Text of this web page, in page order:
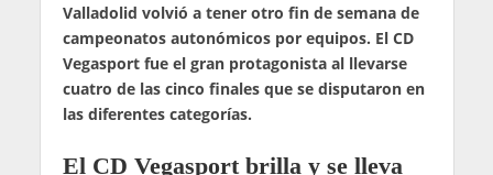
Valladolid volvió a tener otro fin de semana de
campeonatos autonómicos por equipos. El CD
Vegasport fue el gran protagonista al llevarse
cuatro de las cinco finales que se disputaron en
las diferentes categorías.
El CD Vegasport brilla y se lleva